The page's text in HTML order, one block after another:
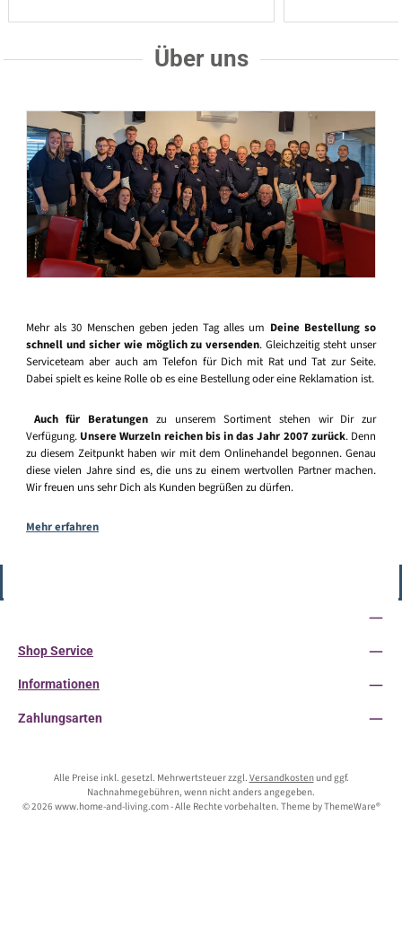
Über uns
Mehr als 30 Menschen geben jeden Tag alles um Deine Bestellung so
schnell und sicher wie möglich zu versenden. Gleichzeitig steht unser
Serviceteam aber auch am Telefon für Dich mit Rat und Tat zur Seite.
Dabei spielt es keine Rolle ob es eine Bestellung oder eine Reklamation ist.
Auch für Beratungen zu unserem Sortiment stehen wir Dir zur
Verfügung. Unsere Wurzeln reichen bis in das Jahr 2007 zurück. Denn
zu diesem Zeitpunkt haben wir mit dem Onlinehandel begonnen. Genau
diese vielen Jahre sind es, die uns zu einem wertvollen Partner machen.
Wir freuen uns sehr Dich als Kunden begrüßen zu dürfen.
Mehr erfahren
Shop Service
Informationen
Zahlungsarten
Alle Preise inkl. gesetzl. Mehrwertsteuer zzgl. Versandkostenund ggf.
Nachnahmegebühren, wenn nicht anders angegeben.
© 2026 www.home-and-living.com - Alle Rechte vorbehalten. Theme byThemeWare®